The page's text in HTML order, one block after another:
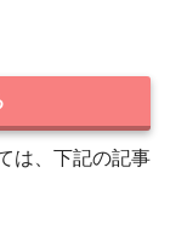
は、下記の記事